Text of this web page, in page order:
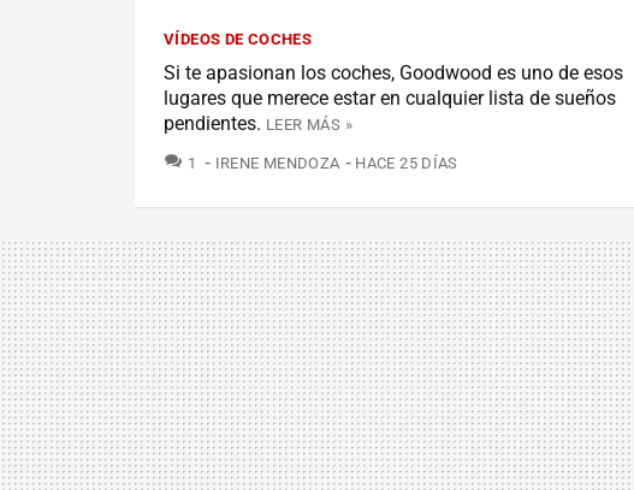
VÍDEOS DE COCHES
Si te apasionan los coches, Goodwood es uno de esos
lugares que merece estar en cualquier lista de sueños
pendientes. LEER MÁS »
1 COMENTARIOS
IRENE MENDOZA HACE 25 DÍAS